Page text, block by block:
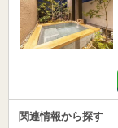
関連情報から探す